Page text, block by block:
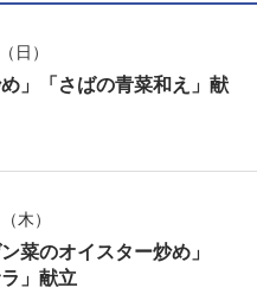
日）
め」「さばの青菜和え」献
木）
菜のオイスター炒め」
」献立